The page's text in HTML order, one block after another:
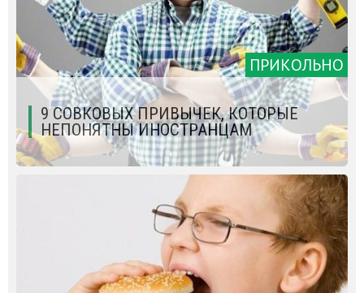
ПРИКОЛЬНО
9 СОВКОВЫХ ПРИВЫЧЕК, КОТОРЫЕ
НЕПОНЯТНЫ ИНОСТРАНЦАМ